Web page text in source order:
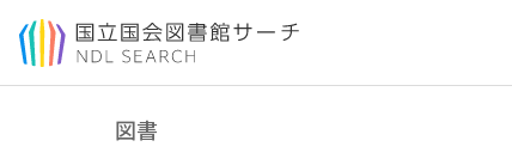
本文へ移動
図書